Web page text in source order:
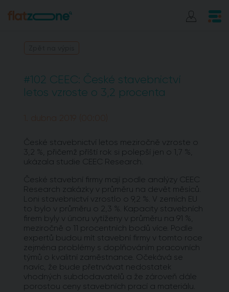
#102 CEEC: České stavebnictví
letos vzroste o 3,2 procenta
1. dubna 2019 (00:00)
České stavebnictví letos meziročně vzroste o
3,2 %, přičemž příští rok si polepší jen o 1,7 %,
ukázala studie CEEC Research.
České stavební firmy mají podle analýzy CEEC
Research zakázky v průměru na devět měsíců.
Loni stavebnictví vzrostlo o 9,2 %. V zemích EU
to bylo v průměru o 2,3 %. Kapacity stavebních
firem byly v únoru vytíženy v průměru na 91 %,
meziročně o 11 procentních bodů více. Podle
expertů budou mít stavební firmy v tomto roce
zejména problémy s doplňováním pracovních
týmů o kvalitní zaměstnance. Očekává se
navíc, že bude přetrvávat nedostatek
vhodných subdodavatelů a že zároveň dále
porostou ceny stavebních prací a materiálu.